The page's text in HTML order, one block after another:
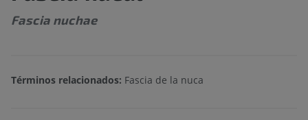
Fascia nuchae
Términos relacionados: Fascia de la nuca